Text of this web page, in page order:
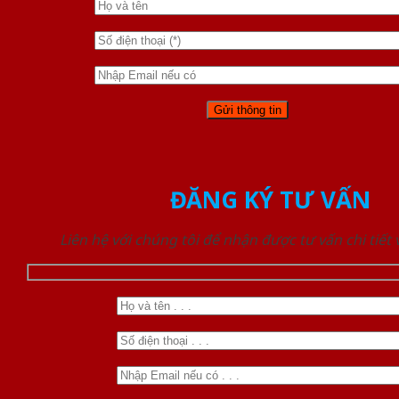
ĐĂNG KÝ TƯ VẤN
Liên hệ với chúng tôi để nhận được tư vấn chi tiết